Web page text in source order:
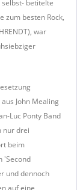
betitelte
zum besten Rock,
war
John Mealing
Luc Ponty Band
nur drei
beim
'Second
und dennoch
auf eine